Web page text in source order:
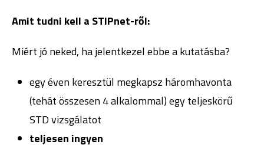
Amit tudni kell a STIPnet-ről:
Miért jó neked, ha jelentkezel ebbe a kutatásba?
egy éven keresztül megkapsz háromhavonta
(tehát összesen 4 alkalommal) egy teljeskörű
STD vizsgálatot
teljesen ingyen